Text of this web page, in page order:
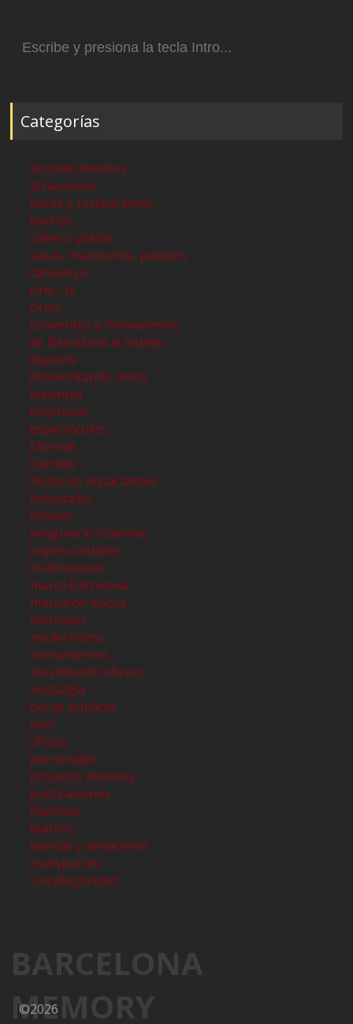
Categorías
acontecimientos
atracciones
bares y restaurantes
barrios
calles o plazas
casas, mansiones, palacios
catalunya
cine / tv
cines
conventos y monasterios
de Barcelona al mundo
deporte
desmontando mitos
eixample
empresas
espectáculos
fabricas
fuentes
historias impactantes
hospitales
hoteles
imaginario colectivo
imprescindibles
instituciones
marca Barcelona
marcaron época
mercados
modernismo
monumentos
movimiento obrero
nostalgia
obras publicas
ocio
oficios
personajes
proyecto memory
publicaciones
Ramblas
teatros,
tiendas y almacenes
transportes
Uncategorized
BARCELONA
MEMORY
©2026